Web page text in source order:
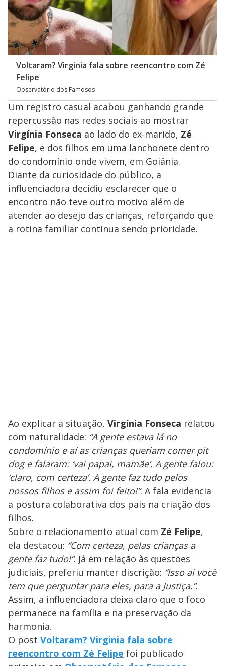
Voltaram? Virginia fala sobre reencontro com Zé
Felipe
Observatório dos Famosos
Um registro casual acabou ganhando grande
repercussão nas redes sociais ao mostrar
Virgínia Fonseca ao lado do ex-marido, Zé
Felipe, e dos filhos em uma lanchonete dentro
do condomínio onde vivem, em Goiânia.
Diante da curiosidade do público, a
influenciadora decidiu esclarecer que o
encontro não teve outro motivo além de
atender ao desejo das crianças, reforçando que
a rotina familiar continua sendo prioridade.
Ao explicar a situação, Virgínia Fonseca relatou
com naturalidade: “A gente estava lá no
condomínio e aí as crianças queriam comer pit
dog e falaram: ‘vai papai, mamãe’. A gente falou:
‘claro, com certeza’. A gente faz tudo pelos
nossos filhos e assim foi feito!”. A fala evidencia
a postura colaborativa dos pais na criação dos
filhos.
Sobre o relacionamento atual com Zé Felipe,
ela destacou: “Com certeza, pelas crianças a
gente faz tudo!”. Já em relação às questões
judiciais, preferiu manter discrição: “Isso aí você
tem que perguntar para eles, para a Justiça.”.
Assim, a influenciadora deixa claro que o foco
permanece na família e na preservação da
harmonia.
O post Voltaram? Virginia fala sobre
reencontro com Zé Felipe foi publicado